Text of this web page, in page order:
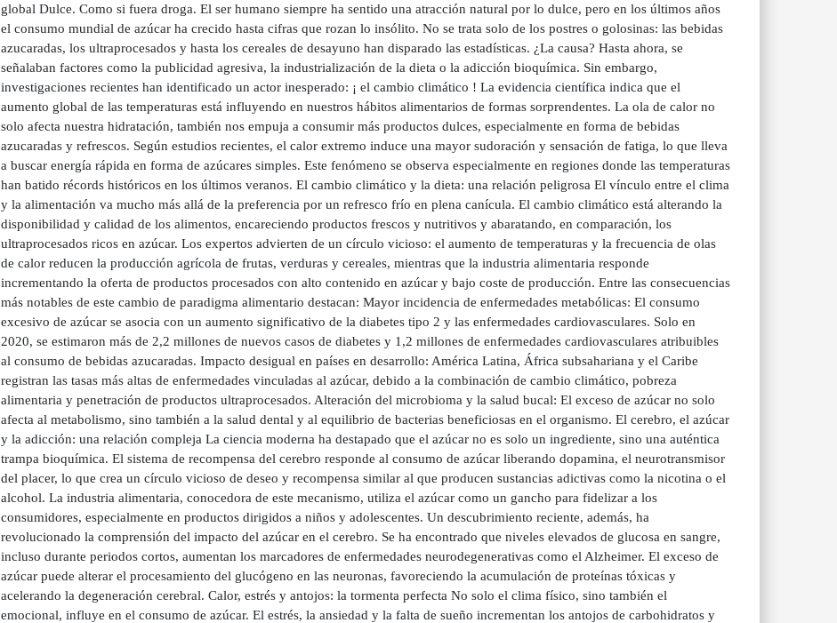
global Dulce. Como si fuera droga. El ser humano siempre ha sentido una atracción natural por lo dulce, pero en los últimos años
el consumo mundial de azúcar ha crecido hasta cifras que rozan lo insólito. No se trata solo de los postres o golosinas: las bebidas
azucaradas, los ultraprocesados y hasta los cereales de desayuno han disparado las estadísticas. ¿La causa? Hasta ahora, se
señalaban factores como la publicidad agresiva, la industrialización de la dieta o la adicción bioquímica. Sin embargo,
investigaciones recientes han identificado un actor inesperado: ¡ el cambio climático ! La evidencia científica indica que el
aumento global de las temperaturas está influyendo en nuestros hábitos alimentarios de formas sorprendentes. La ola de calor no
solo afecta nuestra hidratación, también nos empuja a consumir más productos dulces, especialmente en forma de bebidas
azucaradas y refrescos. Según estudios recientes, el calor extremo induce una mayor sudoración y sensación de fatiga, lo que lleva
a buscar energía rápida en forma de azúcares simples. Este fenómeno se observa especialmente en regiones donde las temperaturas
han batido récords históricos en los últimos veranos. El cambio climático y la dieta: una relación peligrosa El vínculo entre el clima
y la alimentación va mucho más allá de la preferencia por un refresco frío en plena canícula. El cambio climático está alterando la
disponibilidad y calidad de los alimentos, encareciendo productos frescos y nutritivos y abaratando, en comparación, los
ultraprocesados ricos en azúcar. Los expertos advierten de un círculo vicioso: el aumento de temperaturas y la frecuencia de olas
de calor reducen la producción agrícola de frutas, verduras y cereales, mientras que la industria alimentaria responde
incrementando la oferta de productos procesados con alto contenido en azúcar y bajo coste de producción. Entre las consecuencias
más notables de este cambio de paradigma alimentario destacan: Mayor incidencia de enfermedades metabólicas: El consumo
excesivo de azúcar se asocia con un aumento significativo de la diabetes tipo 2 y las enfermedades cardiovasculares. Solo en
2020, se estimaron más de 2,2 millones de nuevos casos de diabetes y 1,2 millones de enfermedades cardiovasculares atribuibles
al consumo de bebidas azucaradas. Impacto desigual en países en desarrollo: América Latina, África subsahariana y el Caribe
registran las tasas más altas de enfermedades vinculadas al azúcar, debido a la combinación de cambio climático, pobreza
alimentaria y penetración de productos ultraprocesados. Alteración del microbioma y la salud bucal: El exceso de azúcar no solo
afecta al metabolismo, sino también a la salud dental y al equilibrio de bacterias beneficiosas en el organismo. El cerebro, el azúcar
y la adicción: una relación compleja La ciencia moderna ha destapado que el azúcar no es solo un ingrediente, sino una auténtica
trampa bioquímica. El sistema de recompensa del cerebro responde al consumo de azúcar liberando dopamina, el neurotransmisor
del placer, lo que crea un círculo vicioso de deseo y recompensa similar al que producen sustancias adictivas como la nicotina o el
alcohol. La industria alimentaria, conocedora de este mecanismo, utiliza el azúcar como un gancho para fidelizar a los
consumidores, especialmente en productos dirigidos a niños y adolescentes. Un descubrimiento reciente, además, ha
revolucionado la comprensión del impacto del azúcar en el cerebro. Se ha encontrado que niveles elevados de glucosa en sangre,
incluso durante periodos cortos, aumentan los marcadores de enfermedades neurodegenerativas como el Alzheimer. El exceso de
azúcar puede alterar el procesamiento del glucógeno en las neuronas, favoreciendo la acumulación de proteínas tóxicas y
acelerando la degeneración cerebral. Calor, estrés y antojos: la tormenta perfecta No solo el clima físico, sino también el
emocional, influye en el consumo de azúcar. El estrés, la ansiedad y la falta de sueño incrementan los antojos de carbohidratos y